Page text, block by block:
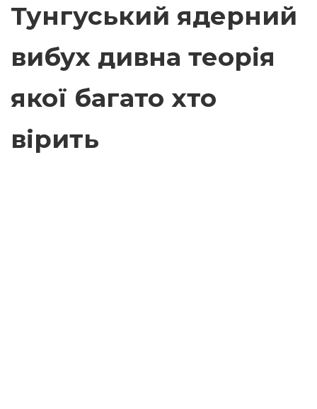
Тунгуський ядерний
вибух дивна теорія
якої багато хто
вірить